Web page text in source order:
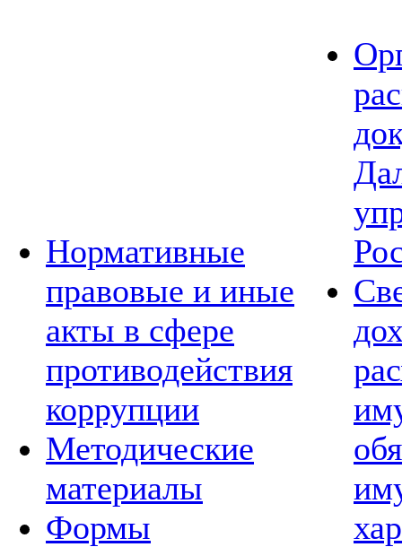
Нормативные
правовые и иные
акты в сфере
противодействия
коррупции
Методические
материалы
Формы